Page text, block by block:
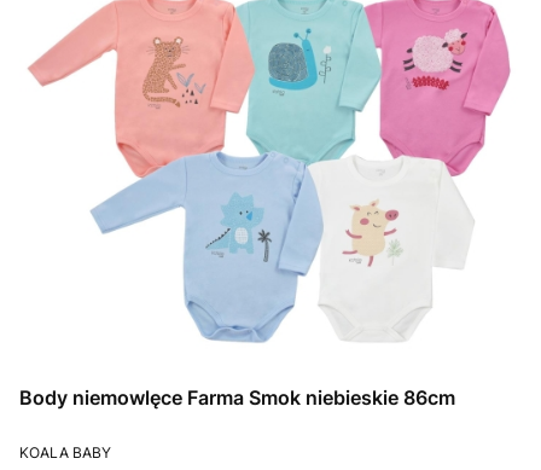
Body niemowlęce Farma Smok niebieskie 86cm
PRODUCENT
KOALA BABY